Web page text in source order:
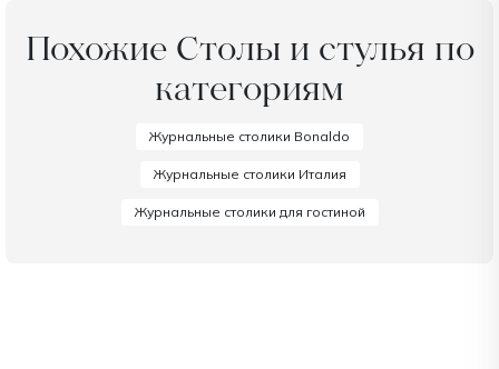
Похожие Столы и стулья по
категориям
Журнальные столики Bonaldo
Журнальные столики Италия
Журнальные столики для гостиной